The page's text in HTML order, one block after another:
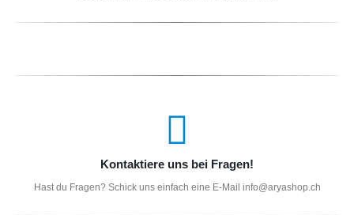
Kontaktiere uns bei Fragen!
Hast du Fragen? Schick uns einfach eine E-Mail info@aryashop.ch